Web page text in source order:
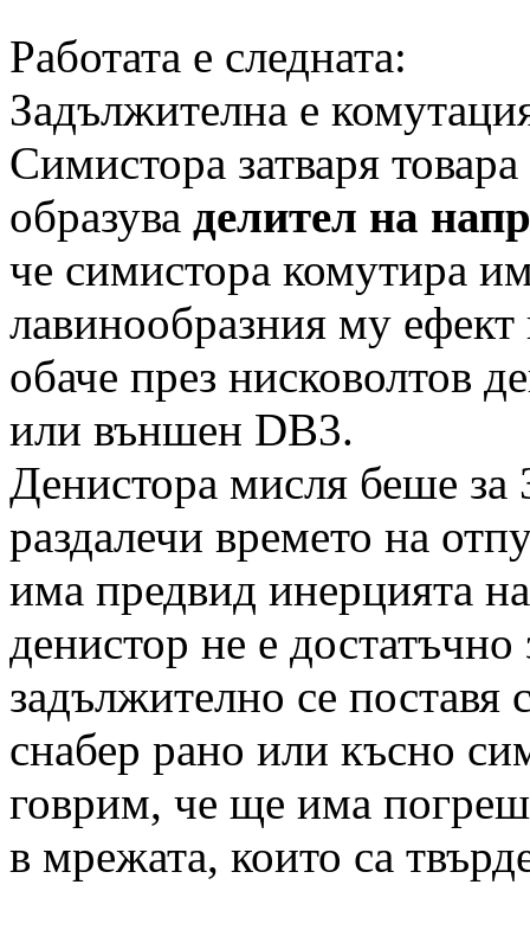
Работата е следната:
Задължителна е
Симистора затваря
образува делител на
че симистора комутира
лавинообразния му
обаче през нисковолтов
или външен DB3.
Денистора мисля беше за
раздалечи времето на
има предвид инерцията
денистор не е достатъчно
задължително се поставя
снабер рано или късно
говрим, че ще има
в мрежата, които са